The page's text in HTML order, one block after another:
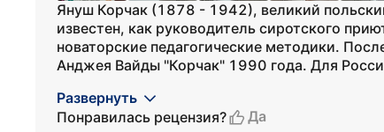
Януш Корчак (1878 - 1942), великий
известен, как руководитель сиротского
новаторские педагогические методики.
Анджея Вайды "Корчак" 1990 года. Для
Развернуть
Понравилась рецензия?
Да